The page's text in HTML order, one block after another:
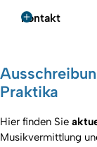
Kontakt
Praktika
Hier finden Sie
Musikvermittlung